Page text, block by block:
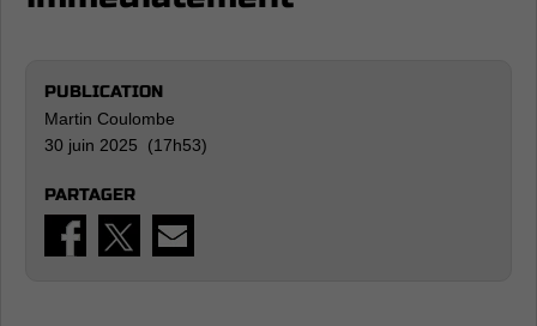
PUBLICATION
Martin Coulombe
30 juin 2025 (17h53)
PARTAGER